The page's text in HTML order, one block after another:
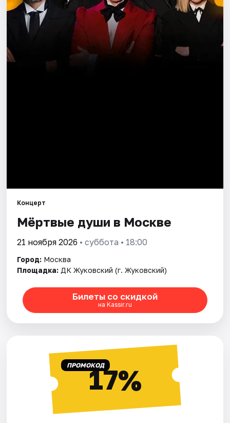
Города
Площадки
Концерт
Мёртвые души в Москве
21 ноября 2026 • суббота • 18:00
Город: Москва
Площадка: ДК Жуковский (г. Жуковский)
Билеты со скидкой
на Kassir.ru
ПРОМОКОД17%